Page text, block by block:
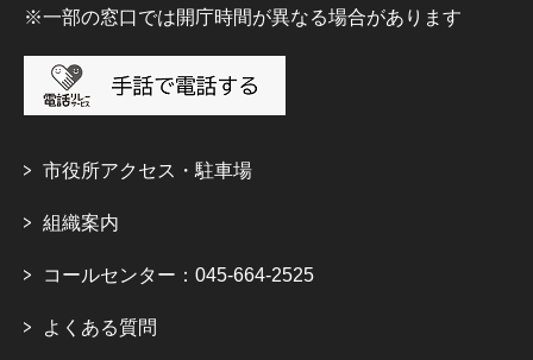
※一部の窓口では開庁時間が異なる場合があります
市役所アクセス・駐車場
組織案内
コールセンター：045-664-2525
よくある質問